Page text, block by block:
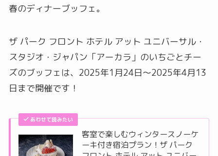
春のディナーブッフェ。
ザ パーク フロント ホテル アット ユニバーサル・
スタジオ・ジャパン「アーカラ」のいちごとチー
ズのブッフェは、2025年1月24日～2025年4月13
日まで開催です！
あわせて読みたい
客室で楽しむウィンタースノーケ
ーキ付き宿泊プラン！ザ パーク